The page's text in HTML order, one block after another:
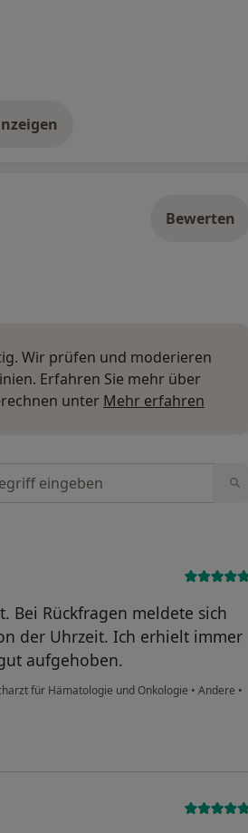
die Adresse
Bewerten
Wir prüfen und moderieren
Erfahren Sie mehr über
unter Mehr erfahren
durchsuchen
Bei Rückfragen meldete sich
der Uhrzeit. Ich erhielt immer
aufgehoben.
für Hämatologie und Onkologie • Andere •